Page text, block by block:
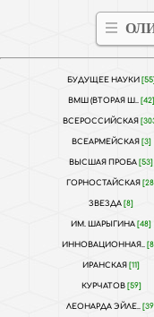
БУДУЩЕЕ НАУКИ [55]
ВМШ (ВТОРАЯ Ш.. [42]
ВСЕРОССИЙСКАЯ
ВСЕАРМЕЙСКАЯ [3]
ВЫСШАЯ ПРОБА [53]
ГОРНОСТАЙСКАЯ [28]
ЗВЕЗДА [8]
ИМ. ШАРЫГИНА [48]
ИННОВАЦИОННАЯ..
ИРАНСКАЯ [11]
КУРЧАТОВ [59]
ЛЕОНАРДА ЭЙЛЕ.. [39]